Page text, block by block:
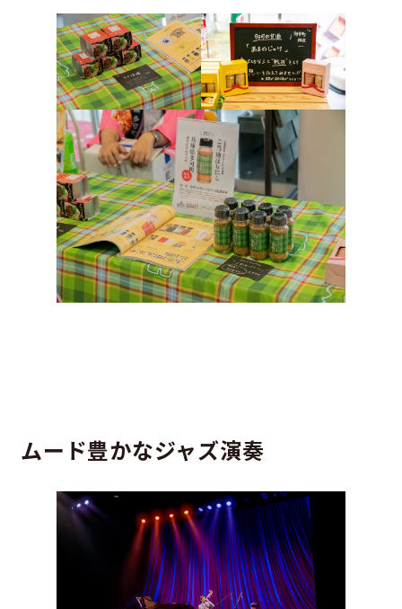
ムード豊かなジャズ演奏